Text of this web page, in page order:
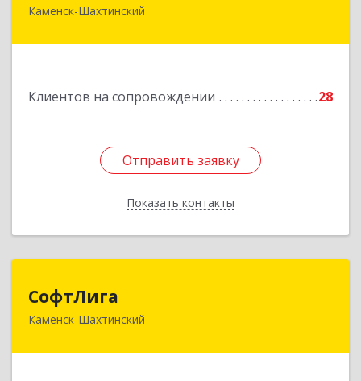
Каменск-Шахтинский
Клиентов на сопровождении 28
Отправить заявку
Показать контакты
347800, Ростовская обл, Каменск-Шахтинский г,
Отправить заявку
Назад
СофтЛига
Каменск-Шахтинский
347800, Ростовская обл, Каменск-Шахтинский г,